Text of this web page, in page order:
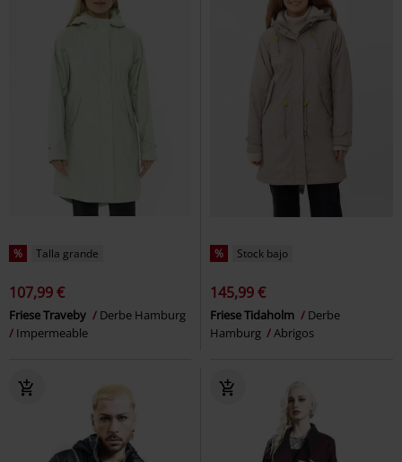
% Talla grande
107,99 €
Friese Traveby
Derbe Hamburg
Impermeable
% Stock bajo
145,99 €
Friese Tidaholm
Derbe
Hamburg
Abrigos